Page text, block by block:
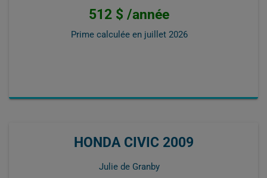
512 $ /année
Prime calculée en juillet 2026
HONDA CIVIC 2009
Julie de Granby